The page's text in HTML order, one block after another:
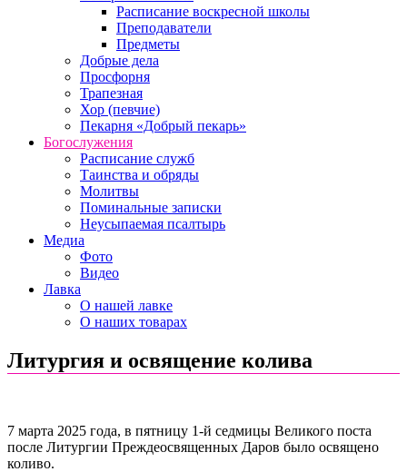
Расписание воскресной школы
Преподаватели
Предметы
Добрые дела
Просфорня
Трапезная
Хор (певчие)
Пекарня «Добрый пекарь»
Богослужения
Расписание служб
Таинства и обряды
Молитвы
Поминальные записки
Неусыпаемая псалтырь
Медиа
Фото
Видео
Лавка
О нашей лавке
О наших товарах
Литургия и освящение колива
7 марта 2025 года, в пятницу 1-й седмицы Великого поста
после Литургии Преждеосвященных Даров было освящено
коливо.